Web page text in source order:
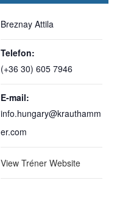
Breznay Attila
Telefon:
(+36 30) 605 7946
E-mail:
info.hungary@krauthamm
er.com
View Tréner Website